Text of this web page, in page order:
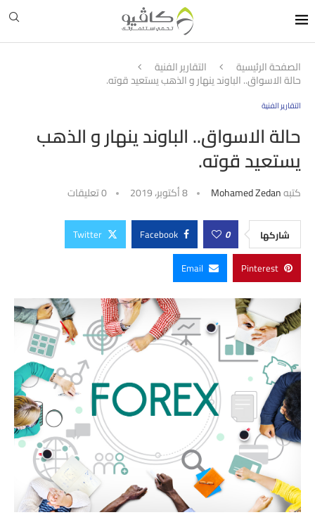
الصفحة الرئيسية التقارير الفنية
حالة الاسواق.. الباوند ينهار و الذهب يستعيد قوته.
التقارير الفنية
حالة الاسواق.. الباوند ينهار و الذهب
يستعيد قوته.
كتبهMohamed Zedan 8 أكتوبر، 2019 0 تعليقات
شاركها 0
Facebook
Twitter
Pinterest
Email